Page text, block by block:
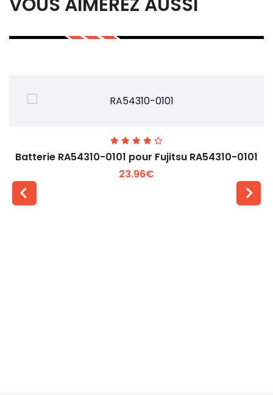
Batterie RA54310-0101 pour Fujitsu RA54310-0101
23.96€